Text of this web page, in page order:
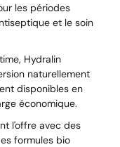
les périodes
et le soin
Hydralin
naturellement
disponibles en
économique.
l'offre avec des
formules bio